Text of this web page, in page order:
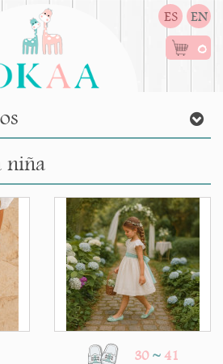
ES EN
0
niña
30 ~ 41